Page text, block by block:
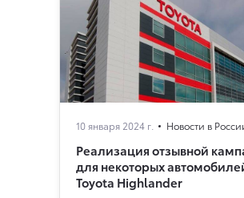
10 января 2024 г. Новости в
Реализация отзывной
для некоторых
Toyota Highlander